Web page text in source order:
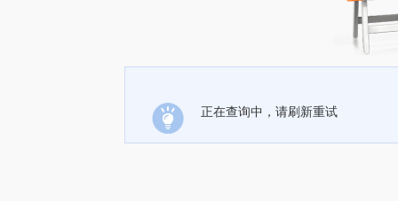
正在查询中，请刷新重试